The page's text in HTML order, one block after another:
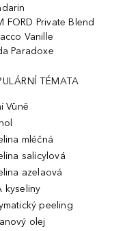
FORD Private Blend
Vanille
Paradoxe
TÉMATA
Vůně
mléčná
salicylová
azelaová
kyseliny
peeling
olej